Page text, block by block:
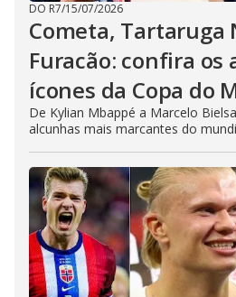
DO R7/15/07/2026
Cometa, Tartaruga
Furacão: confira os
ícones da Copa do
De Kylian Mbappé a Marcelo
alcunhas mais marcantes do